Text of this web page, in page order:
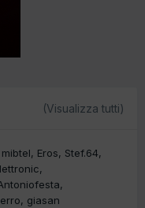
(Visualizza tutti)
Eros
Stef.64
giasan